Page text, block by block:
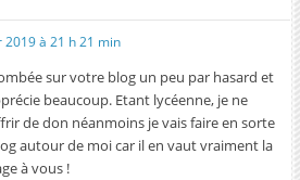
2019 à 21 h 21 min
sur votre blog un peu par hasard et
beaucoup. Etant lycéenne, je ne
de don néanmoins je vais faire en sorte
autour de moi car il en vaut vraiment la
à vous !